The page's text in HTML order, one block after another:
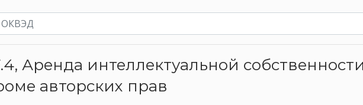
Аренда интеллектуальной
авторских прав